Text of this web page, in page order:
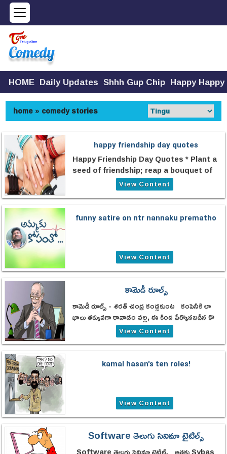
HOME Daily Updates Shhh Gup Chip Happy
home» comedy stories
happy friendship day quotes
Happy Friendship Day Quotes * Plant a
seed of friendship; reap a bouquet of
happiness. * Friendship multiplies the
View Content
funny satire on ntr nannaku prematho
View Content
కామెడీ రూల్స్
కామెడీ రూల్స్ - శరత్ చంద్ర కండ్లకుంట కంపెనీకి లా
భాలు తక్కువగా రావాడం వల్ల, ఈ కింద పేర్కొనబడిన కొ
త్త కొత్త రూల్స్ పెడుతున్నాము. ఉద్యోగులు
View Content
kamal hasan's ten roles!
View Content
Software తెలుగు సినిమా టైటిల్స్